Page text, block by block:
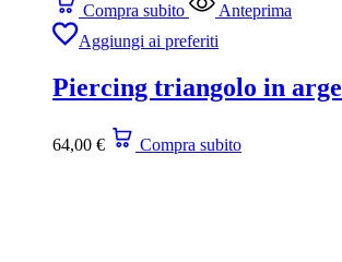
Compra subito
Anteprima
Aggiungi ai preferiti
Piercing triangolo in
64,00 € Compra subito